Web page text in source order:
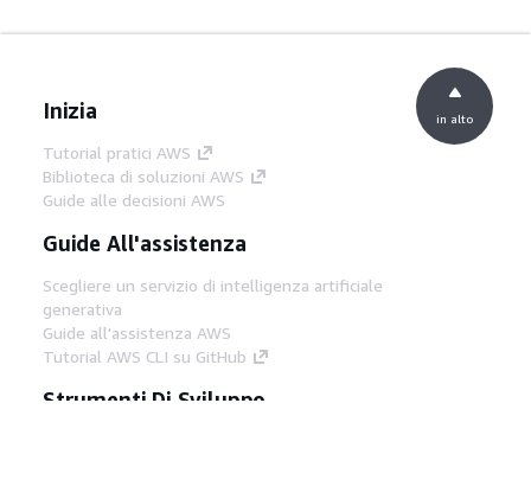
Inizia
Tutorial pratici AWS
Biblioteca di soluzioni AWS
Guide alle decisioni AWS
Guide All'assistenza
Scegliere un servizio di intelligenza artificiale
generativa
Guide all'assistenza AWS
Tutorial AWS CLI su GitHub
Strumenti Di Sviluppo
in alto